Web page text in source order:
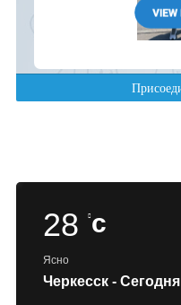
28 c
Ясно
Черкесск - Сегодня